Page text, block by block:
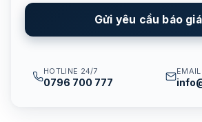
Gửi yêu cầu báo giá
HOTLINE 24/7
0796 700 777
EMAIL